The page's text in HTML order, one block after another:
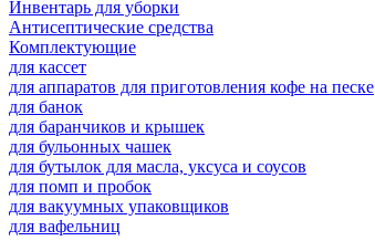
Инвентарь для уборки
Антисептические средства
Комплектующие
для кассет
для аппаратов для приготовления кофе на песке
для банок
для баранчиков и крышек
для бульонных чашек
для бутылок для масла, уксуса и соусов
для помп и пробок
для вакуумных упаковщиков
для вафельниц